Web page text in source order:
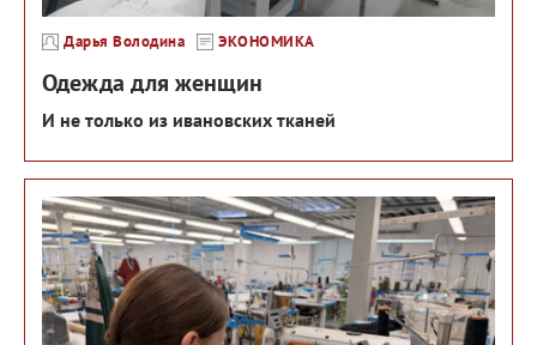
Дарья Володина ЭКОНОМИКА
Одежда для женщин
И не только из ивановских тканей